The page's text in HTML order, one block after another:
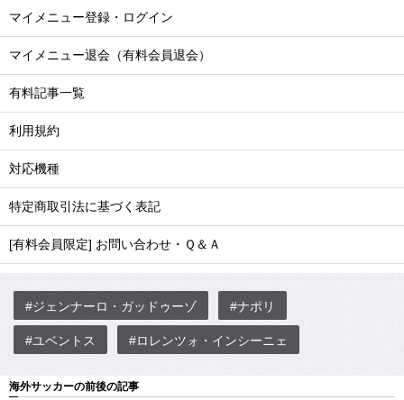
マイメニュー登録・ログイン
マイメニュー退会（有料会員退会）
有料記事一覧
利用規約
対応機種
特定商取引法に基づく表記
[有料会員限定] お問い合わせ・Ｑ＆Ａ
#ジェンナーロ・ガッドゥーゾ #ナポリ
#ユベントス #ロレンツォ・インシーニェ
海外サッカーの前後の記事